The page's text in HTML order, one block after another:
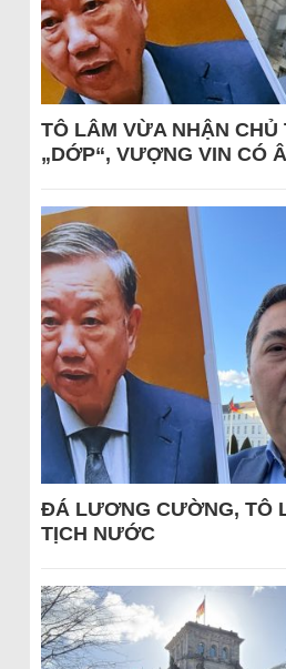
TÔ LÂM VỪA NHẬN CHỦ
„DỚP“, VƯỢNG VIN CÓ
ĐÁ LƯƠNG CƯỜNG, TÔ
TỊCH NƯỚC